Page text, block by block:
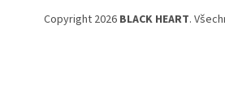
Copyright 2026 BLACK HEART.